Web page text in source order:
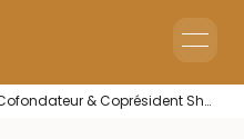
Le groupe GR
Accueil en Entreprise
ITW: Christophe PINGUET, Cofondateur & Coprésident Shortcut Events